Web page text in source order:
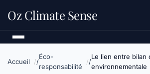
Oz Climate Sense
Accueil
Éco-
responsabilité
Le lien entre bilan
environnementale